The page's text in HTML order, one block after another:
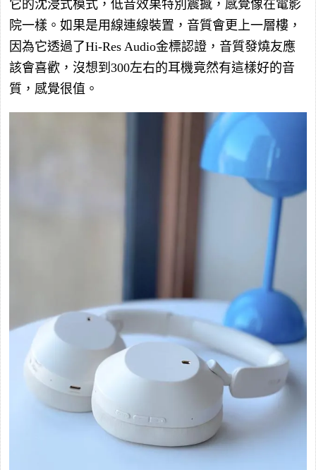
它的沈浸式模式，低音效果特別震撼，感覺像在電影
院一樣。如果是用線連線裝置，音質會更上一層樓，
因為它透過了Hi-Res Audio金標認證，音質發燒友應
該會喜歡，沒想到300左右的耳機竟然有這樣好的音
質，感覺很值。